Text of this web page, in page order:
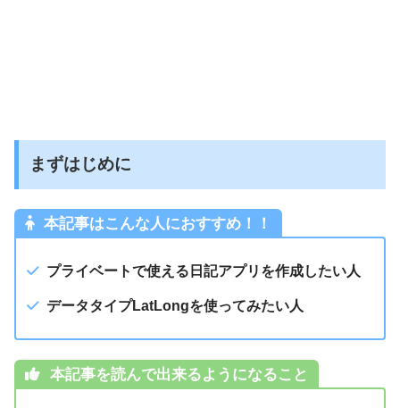
まずはじめに
本記事はこんな人におすすめ！！
プライベートで使える日記アプリを作成したい人
データタイプLatLongを使ってみたい人
本記事を読んで出来るようになること